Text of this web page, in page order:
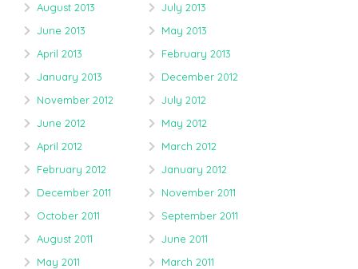
August 2013
July 2013
June 2013
May 2013
April 2013
February 2013
January 2013
December 2012
November 2012
July 2012
June 2012
May 2012
April 2012
March 2012
February 2012
January 2012
December 2011
November 2011
October 2011
September 2011
August 2011
June 2011
May 2011
March 2011